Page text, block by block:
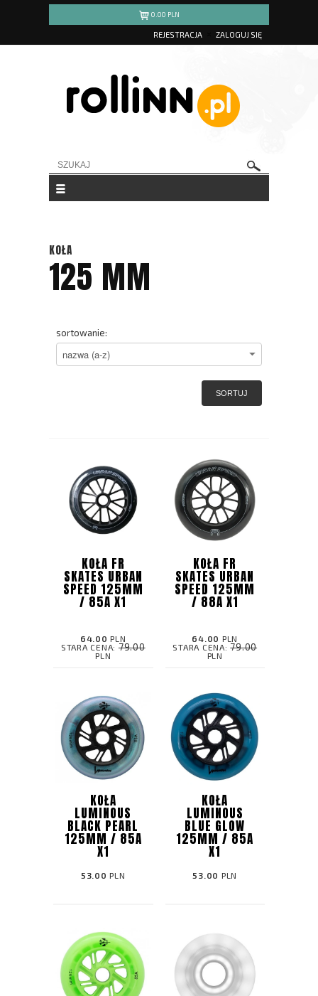
0.00 PLN
REJESTRACJA ZALOGUJ SIĘ
KOŁA
125 MM
sortowanie:
SORTUJ
KOŁA FR
SKATES URBAN
SPEED 125MM
/ 85A X1
64.00 PLN
STARA CENA:79.00
PLN
KOŁA FR
SKATES URBAN
SPEED 125MM
/ 88A X1
64.00 PLN
STARA CENA:79.00
PLN
KOŁA
LUMINOUS
BLACK PEARL
125MM / 85A
X1
53.00 PLN
KOŁA
LUMINOUS
BLUE GLOW
125MM / 85A
X1
53.00 PLN